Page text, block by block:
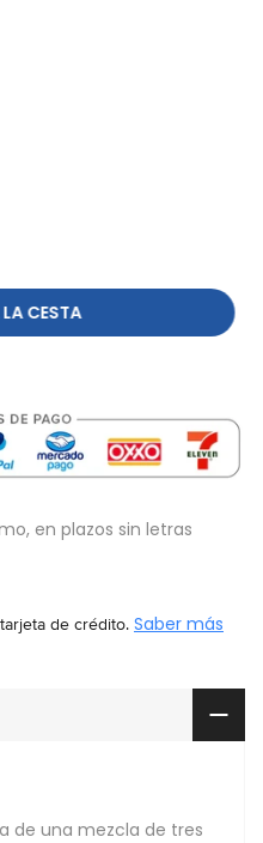
LA CESTA
de crédito.Saber más
de una mezcla de tres